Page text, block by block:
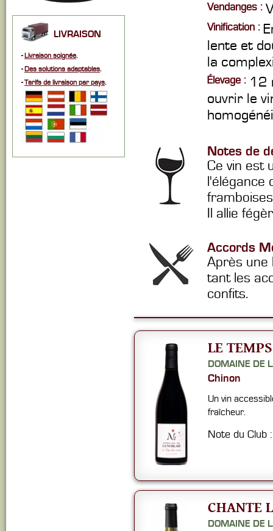
LIVRAISON
-Livraison soignée.
-Des solutions adaptables.
-Tarifs de livraison par pays.
Vendanges :
Vinification :
lente et
la
Élevage : 12
ouvrir le
Notes de
Ce vin est
l'élégance
Il allie
Accords
Après une
tant les
confits.
LE
DOMAINE DE
Chinon
Un vin
fraîcheur.
Note du Club
CHANTE
DOMAINE DE